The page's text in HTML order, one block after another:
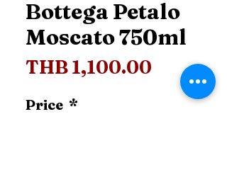
Bottega Petalo
Moscato 750ml
THB 1,100.00 Price
Price *